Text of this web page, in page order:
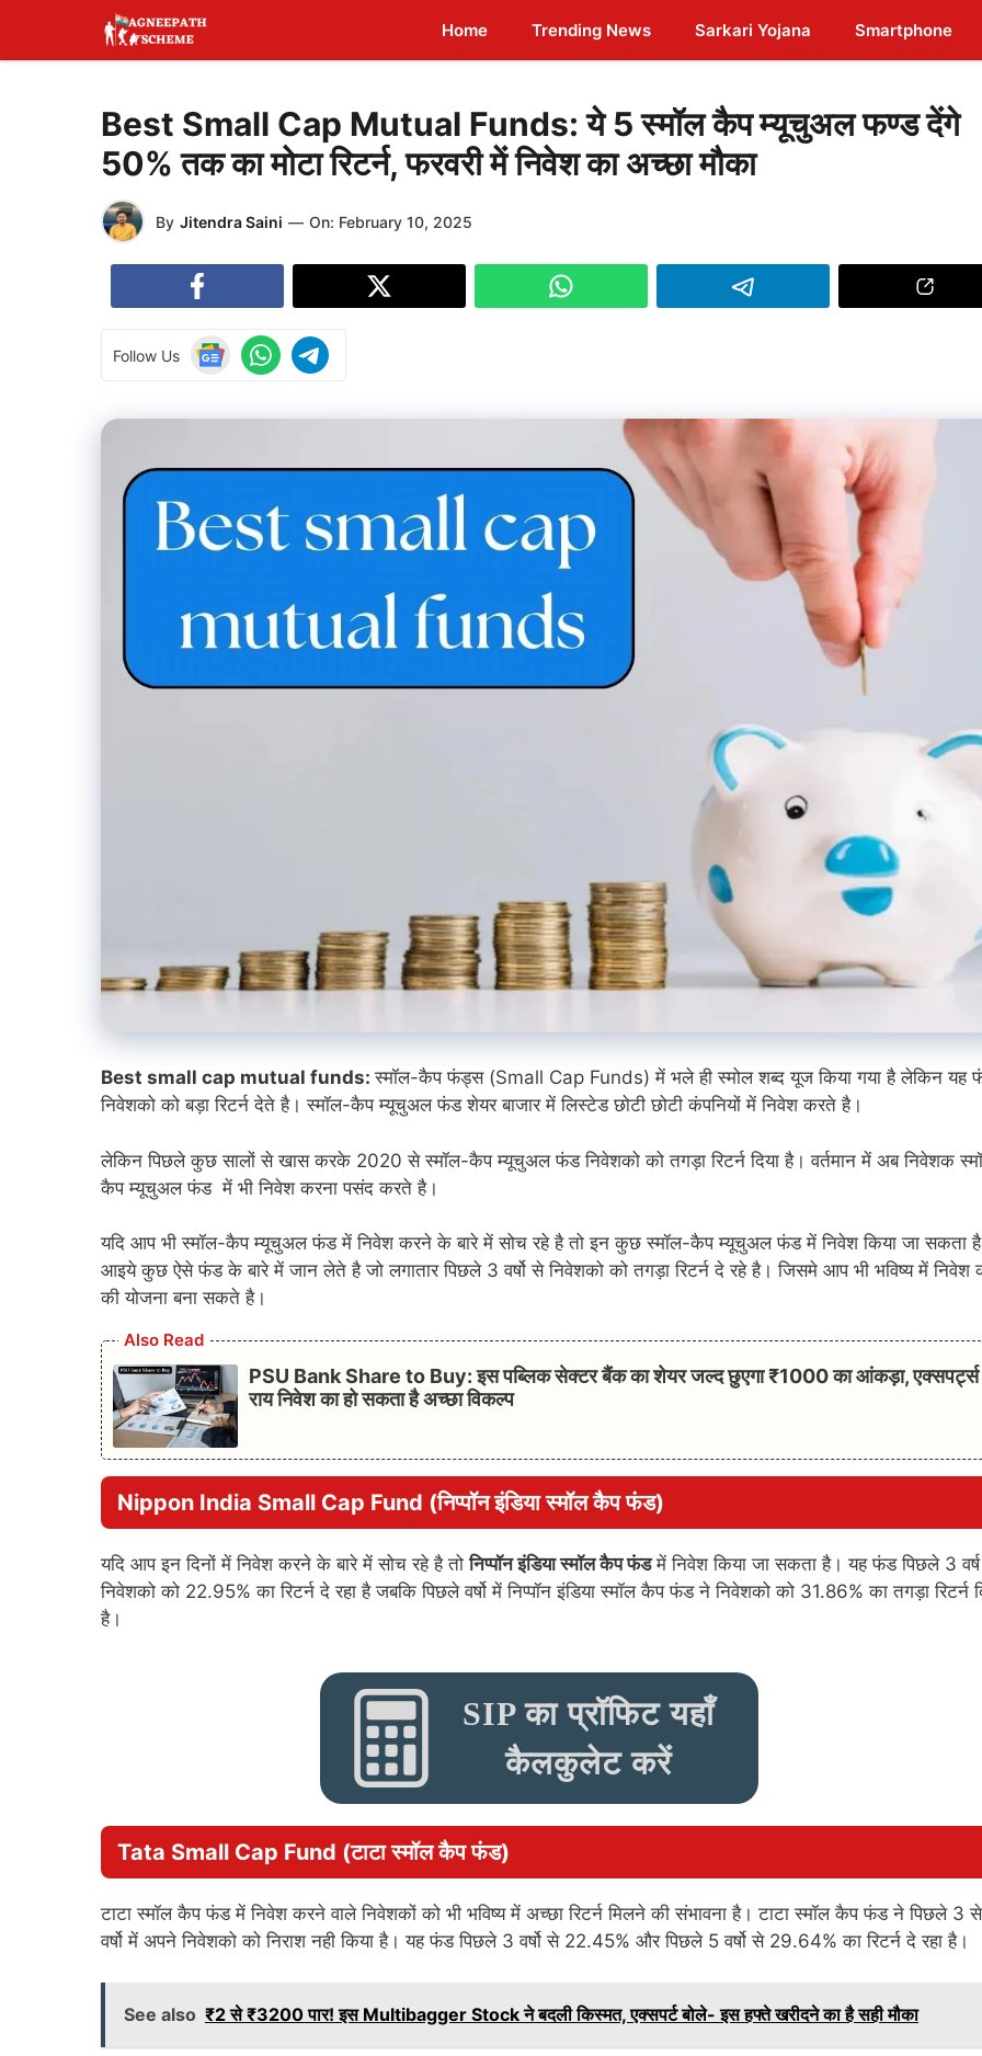
content
Home Trending News Sarkari Yojana Smartphone
Best Small Cap Mutual Funds: ये 5 स्मॉल कैप म्यूचुअल फण्ड देंगे
50% तक का मोटा रिटर्न, फरवरी में निवेश का अच्छा मौका
By Jitendra Saini — On: February 10, 2025
Follow Us
Best small cap mutual funds:स्मॉल-कैप फंड्स (Small Cap Funds) में भले ही स्मोल शब्द यूज किया गया है लेकिन यह
निवेशको को बड़ा रिटर्न देते है। स्मॉल-कैप म्यूचुअल फंड शेयर बाजार में लिस्टेड छोटी छोटी कंपनियों में निवेश करते है।
लेकिन पिछले कुछ सालों से खास करके 2020 से स्मॉल-कैप म्यूचुअल फंड निवेशको को तगड़ा रिटर्न दिया है। वर्तमान में अब निवेशक
कैप म्यूचुअल फंड में भी निवेश करना पसंद करते है।
यदि आप भी स्मॉल-कैप म्यूचुअल फंड में निवेश करने के बारे में सोच रहे है तो इन कुछ स्मॉल-कैप म्यूचुअल फंड में निवेश किया जा सकता
आइये कुछ ऐसे फंड के बारे में जान लेते है जो लगातार पिछले 3 वर्षो से निवेशको को तगड़ा रिटर्न दे रहे है। जिसमे आप भी भविष्य में निवेश
की योजना बना सकते है।
Also Read
PSU Bank Share to Buy: इस पब्लिक सेक्टर बैंक का शेयर जल्द छुएगा ₹1000 का आंकड़ा, एक्सपर्ट्स
राय निवेश का हो सकता है अच्छा विकल्प
Nippon India Small Cap Fund (निप्पॉन इंडिया स्मॉल कैप फंड)
यदि आप इन दिनों में निवेश करने के बारे में सोच रहे है तोनिप्पॉन इंडिया स्मॉल कैप फंडमें निवेश किया जा सकता है। यह फंड पिछले 3
निवेशको को 22.95% का रिटर्न दे रहा है जबकि पिछले वर्षो में निप्पॉन इंडिया स्मॉल कैप फंड ने निवेशको को 31.86% का तगड़ा रिटर्न
है।
SIP का प्रॉफिटयहाँ
कैलकुलेट करें
Tata Small Cap Fund (टाटा स्मॉल कैप फंड)
टाटा स्मॉल कैप फंड में निवेश करने वाले निवेशकों को भी भविष्य में अच्छा रिटर्न मिलने की संभावना है। टाटा स्मॉल कैप फंड ने पिछले 3
वर्षो में अपने निवेशको को निराश नही किया है। यह फंड पिछले 3 वर्षो से 22.45% और पिछले 5 वर्षो से 29.64% का रिटर्न दे रहा है।
See also ₹2 से ₹3200 पार! इस Multibagger Stock ने बदली किस्मत, एक्सपर्ट बोले- इस हफ्ते खरीदने का है सही मौका